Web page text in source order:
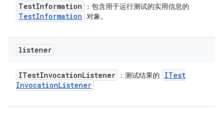
TestInformation ：包含用于运行测试的实用信息的
TestInformation 对象。
listener
ITestInvocationListener ：测试结果的
ITest
InvocationListener